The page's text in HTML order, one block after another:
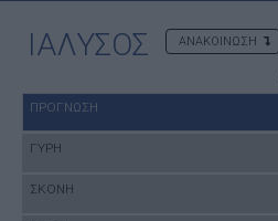
ΙΑΛΥΣΟΣ ΑΝΑΚΟΙΝΩΣΗ
ΠΡΟΓΝΩΣΗ
ΓΥΡΗ
ΣΚΟΝΗ